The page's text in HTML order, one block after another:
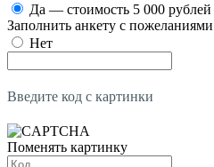
Да — стоимость 5 000 рублей
Заполнить анкету с
Нет
Введите код с картинки
Поменять картинку